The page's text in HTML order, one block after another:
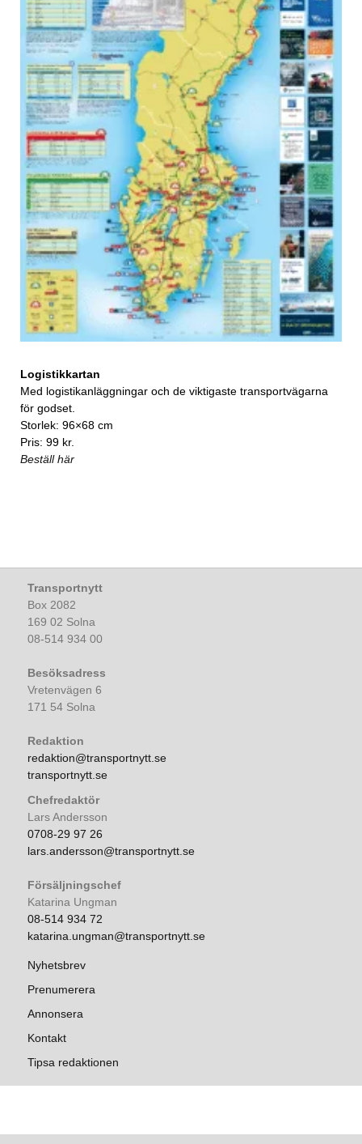
Logistikkartan
Med logistikanläggningar och de viktigaste transportvägarna
för godset.
Storlek: 96×68 cm
Pris: 99 kr.
Beställ här
Transportnytt
Box 2082
169 02 Solna
08-514 934 00
Besöksadress
Vretenvägen 6
171 54 Solna
Redaktion
redaktion@transportnytt.se
transportnytt.se
Chefredaktör
Lars Andersson
0708-29 97 26
lars.andersson@transportnytt.se
Försäljningschef
Katarina Ungman
08-514 934 72
katarina.ungman@transportnytt.se
Nyhetsbrev
Prenumerera
Annonsera
Kontakt
Tipsa redaktionen